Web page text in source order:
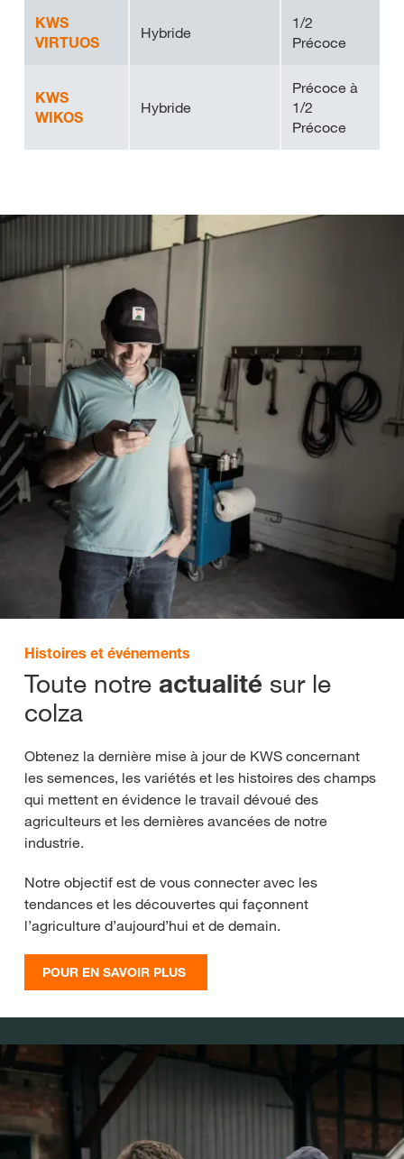
KWS
VIRTUOS
Hybride
1/2
Précoce
KWS
WIKOS
Hybride
Précoce à
1/2
Précoce
Histoires et événements
Toute notre actualité sur le
colza
Obtenez la dernière mise à jour de KWS concernant
les semences, les variétés et les histoires des champs
qui mettent en évidence le travail dévoué des
agriculteurs et les dernières avancées de notre
industrie.
Notre objectif est de vous connecter avec les
tendances et les découvertes qui façonnent
l’agriculture d’aujourd’hui et de demain.
POUR EN SAVOIR PLUS